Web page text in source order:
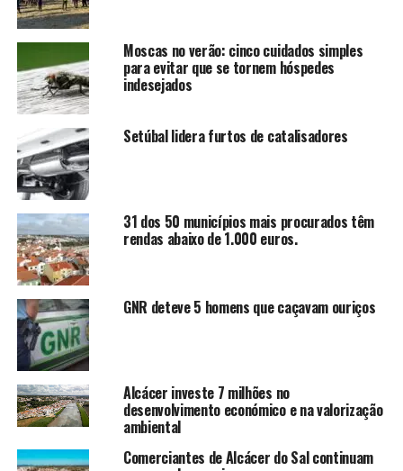
Moscas no verão: cinco cuidados simples
para evitar que se tornem hóspedes
indesejados
Setúbal lidera furtos de catalisadores
31 dos 50 municípios mais procurados têm
rendas abaixo de 1.000 euros.
GNR deteve 5 homens que caçavam ouriços
Alcácer investe 7 milhões no
desenvolvimento económico e na valorização
ambiental
Comerciantes de Alcácer do Sal continuam